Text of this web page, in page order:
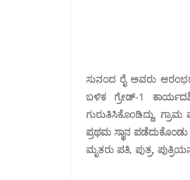
ಸುನಂದ ರೈ ಅವರು
ಬಳಿಕ ಗ್ರೇಡ್-1
ಗುರುತಿಸಿಕೊಂಡಿದ್ದು,
ಪ್ರಥಮ ಸ್ಥಾನ
ಮೃತರು ಪತಿ, ಪುತ್ರ,